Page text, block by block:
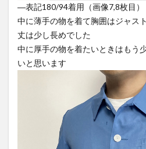
―表記180/94着用（画像7,8枚目）
中に薄手の物を着て胸囲はジャス
丈は少し長めでした
中に厚手の物を着たいときはもう
いと思います